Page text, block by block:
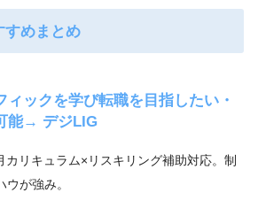
すめまとめ
ィックを学び転職を目指したい・
能→ デジLIG
カリキュラム×リスキリング補助対応。制
が強み。